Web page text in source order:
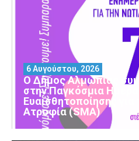
Ο Δήμος Αλμωπίας
στην Παγκόσμια Ημέρα
Ευαισθητοποίησης
Ατροφία (SMA)
6 Αυγούστου, 2026